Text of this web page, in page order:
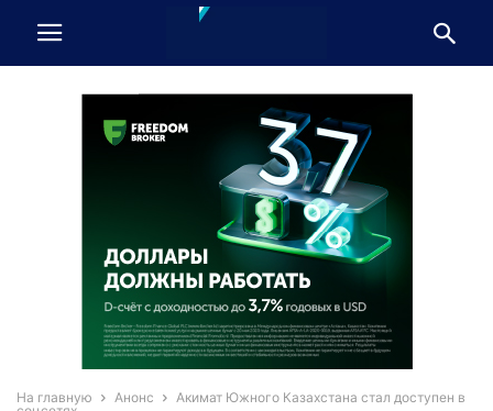
На главную Анонс
Акимат Южного Казахстана стал доступен в